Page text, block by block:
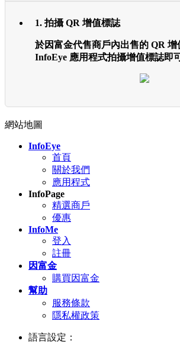
1. 拍攝 QR 增值標誌
於因富金代售商戶內出售的 QR 增
InfoEye 應用程式拍攝增值標誌即
網站地圖
InfoEye
首頁
關於我們
應用程式
InfoPage
精選商戶
優惠
InfoMe
登入
註冊
因富金
購買因富金
幫助
服務條款
隱私權政策
語言設定：